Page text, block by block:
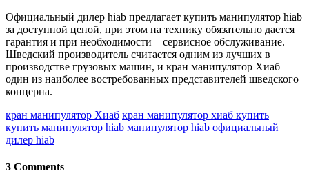
Официальный дилер hiab предлагает купить манипулятор hiab
за доступной ценой, при этом на технику обязательно дается
гарантия и при необходимости – сервисное обслуживание.
Шведский производитель считается одним из лучших в
производстве грузовых машин, и кран манипулятор Хиаб –
один из наиболее востребованных представителей шведского
концерна.
кран манипулятор Хиаб кран манипулятор хиаб купить
купить манипулятор hiab манипулятор hiab официальный
дилер hiab
3 Comments